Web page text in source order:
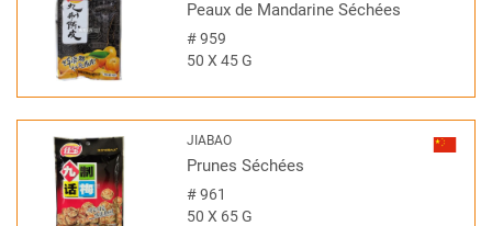
Peaux de Mandarine Séchées
#959
50 X 45 G
JIABAO
Prunes Séchées
#961
50 X 65 G